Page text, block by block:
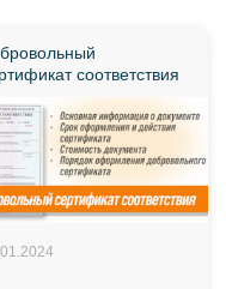
соответствия